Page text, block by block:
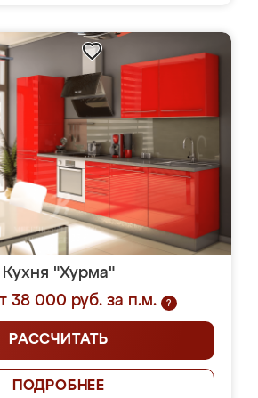
Кухня "Хурма"
38 000 руб. за п.м.
?
РАССЧИТАТЬ
ПОДРОБНЕЕ